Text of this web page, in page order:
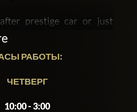
prestige car or just
as you arrive at your
first call and this will be a
РАБОТЫ:
ЧЕТВЕРГ
10:00 - 3:00